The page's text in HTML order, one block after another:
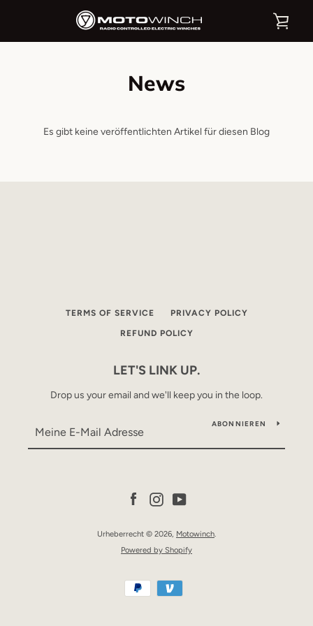
News
Es gibt keine veröffentlichten Artikel für diesen Blog
TERMS OF SERVICE PRIVACY POLICY
REFUND POLICY
LET'S LINK UP.
Drop us your email and we'll keep you in the loop.
ABONNIEREN
FacebookInstagram
Urheberrecht © 2026, Motowinch.
Powered by Shopify
Zahlungsarten